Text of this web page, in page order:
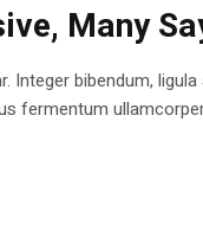
Many
Integer bibendum,
fermentum